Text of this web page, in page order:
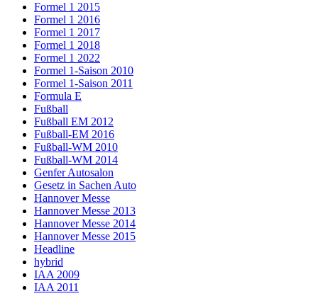
Formel 1 2015
Formel 1 2016
Formel 1 2017
Formel 1 2018
Formel 1 2022
Formel 1-Saison 2010
Formel 1-Saison 2011
Formula E
Fußball
Fußball EM 2012
Fußball-EM 2016
Fußball-WM 2010
Fußball-WM 2014
Genfer Autosalon
Gesetz in Sachen Auto
Hannover Messe
Hannover Messe 2013
Hannover Messe 2014
Hannover Messe 2015
Headline
hybrid
IAA 2009
IAA 2011